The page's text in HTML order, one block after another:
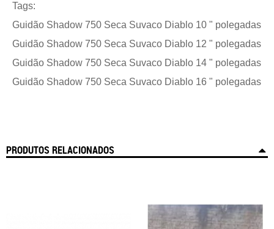
Tags:
Guidão Shadow 750 Seca Suvaco Diablo 10 " polegadas
Guidão Shadow 750 Seca Suvaco Diablo 12 " polegadas
Guidão Shadow 750 Seca Suvaco Diablo 14 " polegadas
Guidão Shadow 750 Seca Suvaco Diablo 16 " polegadas
PRODUTOS RELACIONADOS